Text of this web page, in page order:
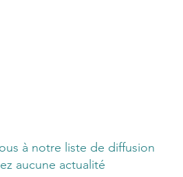
à notre liste de diffusion
aucune actualité